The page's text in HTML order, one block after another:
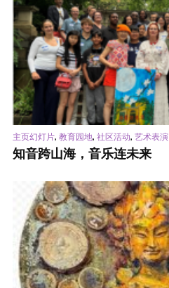
主页幻灯片, 教育园地, 社区活动, 艺术表演
知音跨山海，音乐连未来